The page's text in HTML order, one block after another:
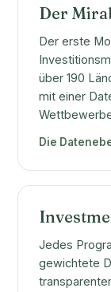
Der
Der erste
über 190
mit einer
Die
Jedes
gewichtete